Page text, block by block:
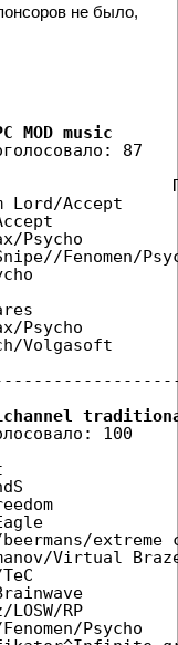
не было,
87
Lord/Accept
Psycho
Fenomen/
Psycho
Psycho
Volgasoft
100
Eagle
Virtual
TeC
Brainwave
LOSW/RP